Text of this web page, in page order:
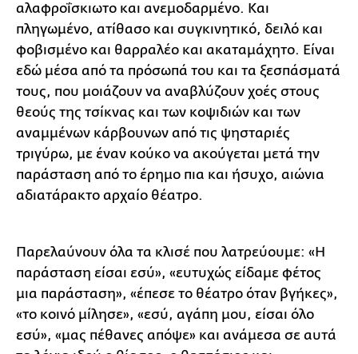
αλαφροΐσκιωτο και ανεμοδαρμένο. Και
πληγωμένο, ατίθασο και συγκινητικό, δειλό και
φοβισμένο και θαρραλέο και ακαταμάχητο. Είναι
εδώ μέσα από τα πρόσωπά του και τα ξεσπάσματά
τους, που μοιάζουν να αναβλύζουν χοές στους
θεούς της τσίκνας και των κοψιδιών και των
αναμμένων κάρβουνων από τις ψησταριές
τριγύρω, με έναν κούκο να ακούγεται μετά την
παράσταση από το έρημο πια και ήσυχο, αιώνια
αδιατάρακτο αρχαίο θέατρο.
Παρελαύνουν όλα τα κλισέ που λατρεύουμε: «Η
παράσταση είσαι εσύ», «ευτυχώς είδαμε φέτος
μια παράσταση», «έπεσε το θέατρο όταν βγήκες»,
«το κοινό μίλησε», «εσύ, αγάπη μου, είσαι όλο
εσύ», «μας πέθανες απόψε» και ανάμεσα σε αυτά